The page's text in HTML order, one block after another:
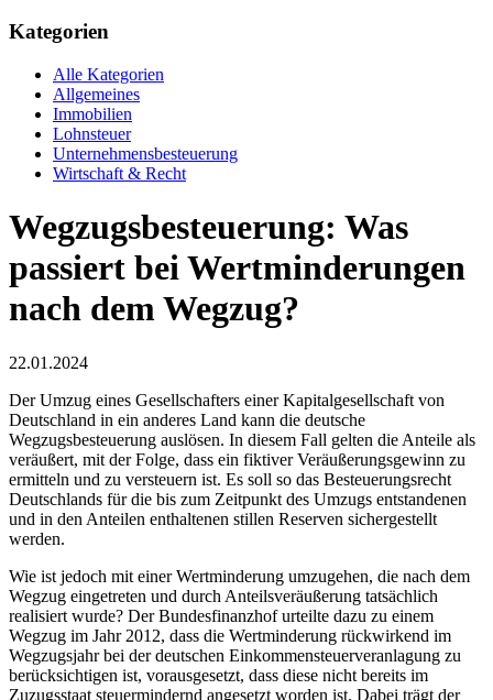
Kategorien
Alle Kategorien
Allgemeines
Immobilien
Lohnsteuer
Unternehmensbesteuerung
Wirtschaft & Recht
Wegzugsbesteuerung: Was
passiert bei Wertminderungen
nach dem Wegzug?
22.01.2024
Der Umzug eines Gesellschafters einer Kapitalgesellschaft von
Deutschland in ein anderes Land kann die deutsche
Wegzugsbesteuerung auslösen. In diesem Fall gelten die Anteile als
veräußert, mit der Folge, dass ein fiktiver Veräußerungsgewinn zu
ermitteln und zu versteuern ist. Es soll so das Besteuerungsrecht
Deutschlands für die bis zum Zeitpunkt des Umzugs entstandenen
und in den Anteilen enthaltenen stillen Reserven sichergestellt
werden.
Wie ist jedoch mit einer Wertminderung umzugehen, die nach dem
Wegzug eingetreten und durch Anteilsveräußerung tatsächlich
realisiert wurde? Der Bundesfinanzhof urteilte dazu zu einem
Wegzug im Jahr 2012, dass die Wertminderung rückwirkend im
Wegzugsjahr bei der deutschen Einkommensteuerveranlagung zu
berücksichtigen ist, vorausgesetzt, dass diese nicht bereits im
Zuzugsstaat steuermindernd angesetzt worden ist. Dabei trägt der